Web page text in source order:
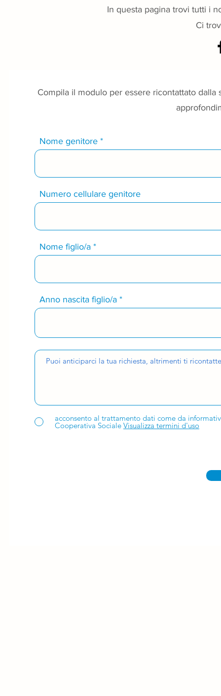
In questa pagina trovi tutti i
Ci
Compila il modulo per essere ricontattato
Nome genitore
Numero cellulare genitore
Nome figlio/a
Anno nascita figlio/a
acconsento al trattamento dati come da
Cooperativa Sociale Visualizza termini d'uso